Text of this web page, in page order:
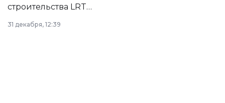
строительства LRT
в Астане из
республиканского
31 декабря, 12:39